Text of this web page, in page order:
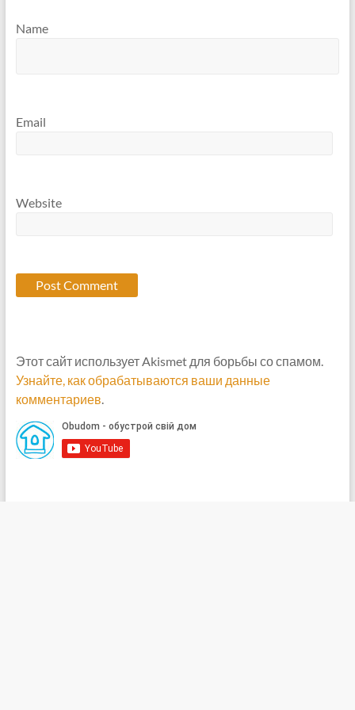
Name
Email
Website
Этот сайт использует Akismet для борьбы со спамом.
Узнайте, как обрабатываются ваши данные
комментариев